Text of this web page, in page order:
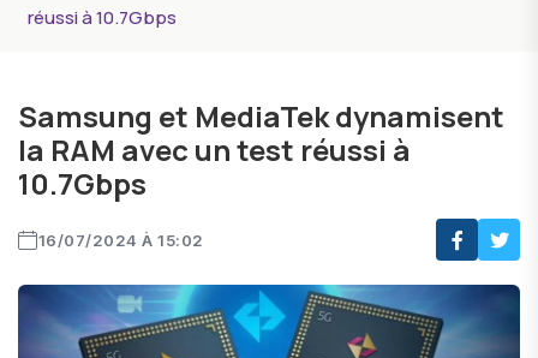
réussi à 10.7Gbps
Samsung et MediaTek dynamisent
la RAM avec un test réussi à
10.7Gbps
16/07/2024 À 15:02